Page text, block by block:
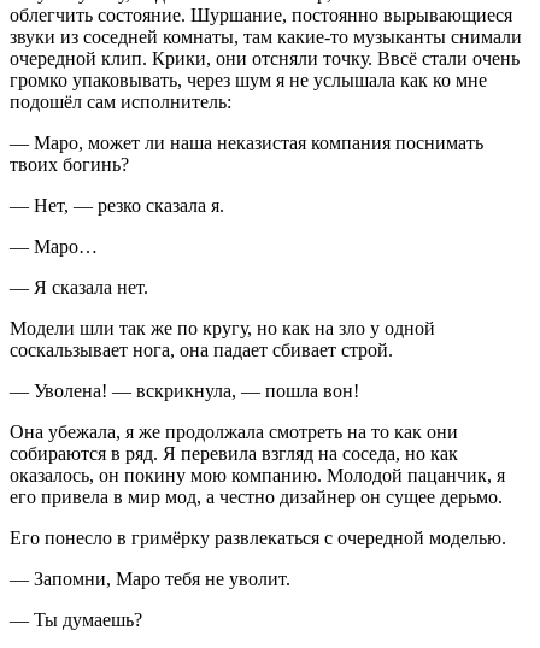
облегчить состояние. Шуршание, постоянно вырывающиеся
звуки из соседней комнаты, там какие-то музыканты снимали
очередной клип. Крики, они отсняли точку. Ввсё стали очень
громко упаковывать, через шум я не услышала как ко мне
подошёл сам исполнитель:
— Маро, может ли наша неказистая компания поснимать
твоих богинь?
— Нет, — резко сказала я.
— Маро…
— Я сказала нет.
Модели шли так же по кругу, но как на зло у одной
соскальзывает нога, она падает сбивает строй.
— Уволена! — вскрикнула, — пошла вон!
Она убежала, я же продолжала смотреть на то как они
собираются в ряд. Я перевила взгляд на соседа, но как
оказалось, он покину мою компанию. Молодой пацанчик, я
его привела в мир мод, а честно дизайнер он сущее дерьмо.
Его понесло в гримёрку развлекаться с очередной моделью.
— Запомни, Маро тебя не уволит.
— Ты думаешь?